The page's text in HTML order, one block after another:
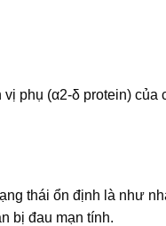
phụ (α2-δ protein)
thái ổn định là như
bị đau mạn tính.